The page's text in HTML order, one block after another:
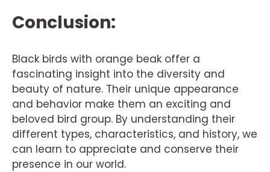
Conclusion:
Black birds with orange beak offer a
fascinating insight into the diversity and
beauty of nature. Their unique appearance
and behavior make them an exciting and
beloved bird group. By understanding their
different types, characteristics, and history, we
can learn to appreciate and conserve their
presence in our world.